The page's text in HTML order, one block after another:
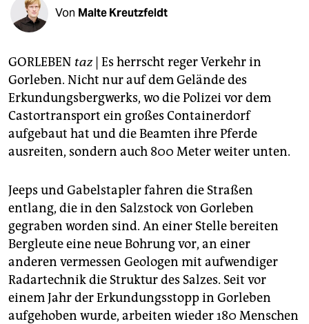
fragen & hilfe
abo
genossenschaft
epaper login
Von Malte Kreutzfeldt
GORLEBEN taz| Es herrscht reger Verkehr in
Gorleben. Nicht nur auf dem Gelände des
Erkundungsbergwerks, wo die Polizei vor dem
Castortransport ein großes Containerdorf
aufgebaut hat und die Beamten ihre Pferde
ausreiten, sondern auch 800 Meter weiter unten.
Jeeps und Gabelstapler fahren die Straßen
entlang, die in den Salzstock von Gorleben
gegraben worden sind. An einer Stelle bereiten
Bergleute eine neue Bohrung vor, an einer
anderen vermessen Geologen mit aufwendiger
Radartechnik die Struktur des Salzes. Seit vor
einem Jahr der Erkundungsstopp in Gorleben
aufgehoben wurde, arbeiten wieder 180 Menschen